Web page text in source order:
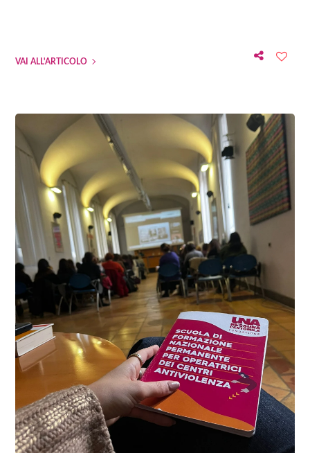
VAI ALL'ARTICOLO